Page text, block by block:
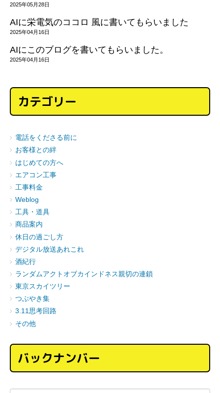
2025年05月28日
AIに栄電気のココロ 風に書いてもらいました
2025年04月16日
AIにこのブログを書いてもらいました。
2025年04月16日
カテゴリー
電話をくださる前に
お客様との絆
はじめての方へ
エアコン工事
工事料金
Weblog
工具・道具
商品案内
休日の過ごし方
デジタル放送あれこれ
酒紀行
ランダムアクトオブカインドネス親切の連鎖
東京スカイツリー
つぶやき集
3.11思考回路
その他
バックナンバー